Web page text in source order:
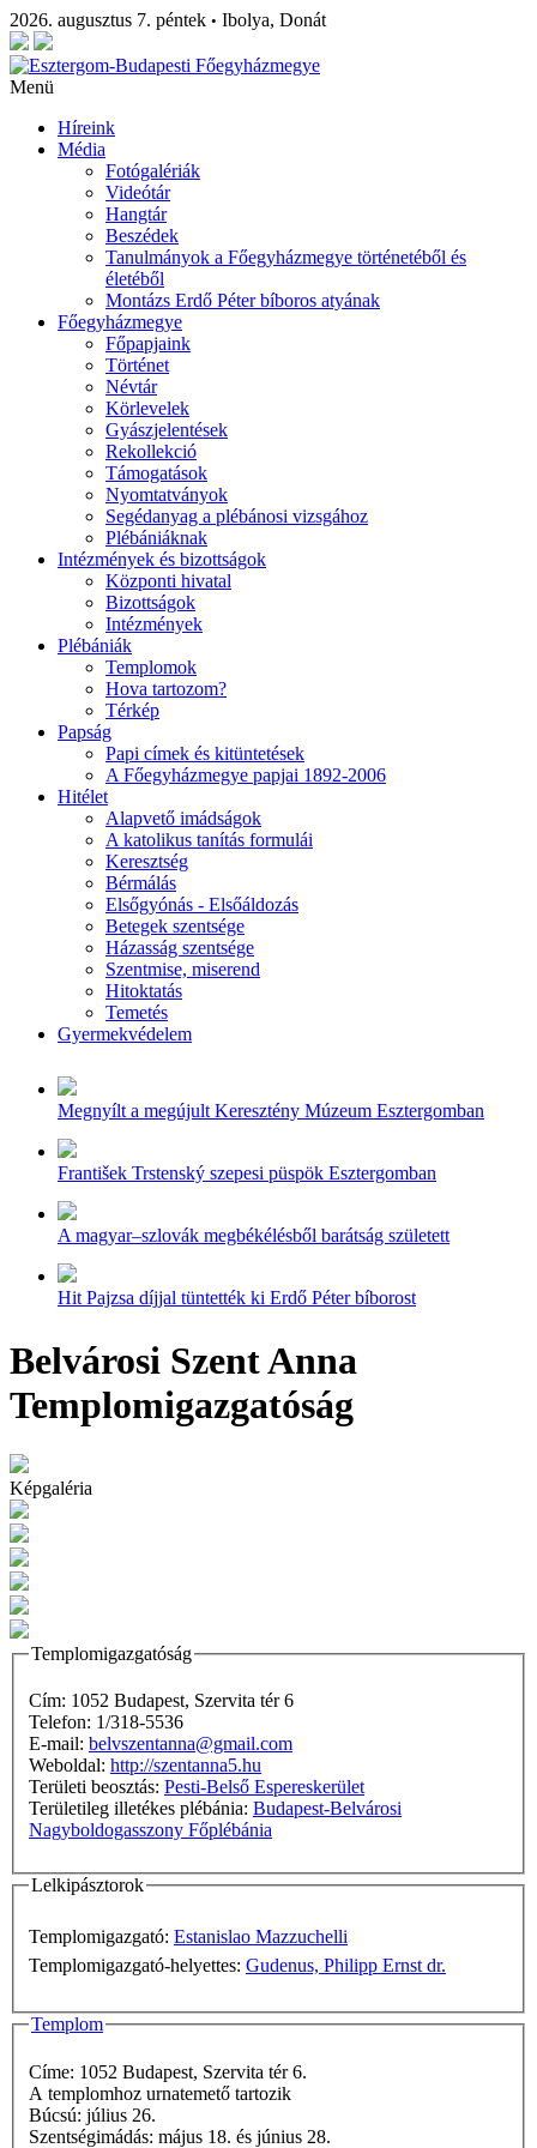
2026. augusztus 7. péntek • Ibolya, Donát
Menü
Híreink
Média
Fotógalériák
Videótár
Hangtár
Beszédek
Tanulmányok a Főegyházmegye történetéből és
életéből
Montázs Erdő Péter bíboros atyának
Főegyházmegye
Főpapjaink
Történet
Névtár
Körlevelek
Gyászjelentések
Rekollekció
Támogatások
Nyomtatványok
Segédanyag a plébánosi vizsgához
Plébániáknak
Intézmények és bizottságok
Központi hivatal
Bizottságok
Intézmények
Plébániák
Templomok
Hova tartozom?
Térkép
Papság
Papi címek és kitüntetések
A Főegyházmegye papjai 1892-2006
Hitélet
Alapvető imádságok
A katolikus tanítás formulái
Keresztség
Bérmálás
Elsőgyónás - Elsőáldozás
Betegek szentsége
Házasság szentsége
Szentmise, miserend
Hitoktatás
Temetés
Gyermekvédelem
Megnyílt a megújult Keresztény Múzeum Esztergomban
František Trstenský szepesi püspök Esztergomban
A magyar–szlovák megbékélésből barátság született
Hit Pajzsa díjjal tüntették ki Erdő Péter bíborost
Belvárosi Szent Anna
Templomigazgatóság
Képgaléria
Templomigazgatóság
Cím: 1052 Budapest, Szervita tér 6
Telefon: 1/318-5536
E-mail: belvszentanna@gmail.com
Weboldal: http://szentanna5.hu
Területi beosztás: Pesti-Belső Espereskerület
Területileg illetékes plébánia: Budapest-Belvárosi
Nagyboldogasszony Főplébánia
Lelkipásztorok
Templomigazgató: Estanislao Mazzuchelli
Templomigazgató-helyettes: Gudenus, Philipp Ernst dr.
Templom
Címe: 1052 Budapest, Szervita tér 6.
A templomhoz urnatemető tartozik
Búcsú: július 26.
Szentségimádás: május 18. és június 28.